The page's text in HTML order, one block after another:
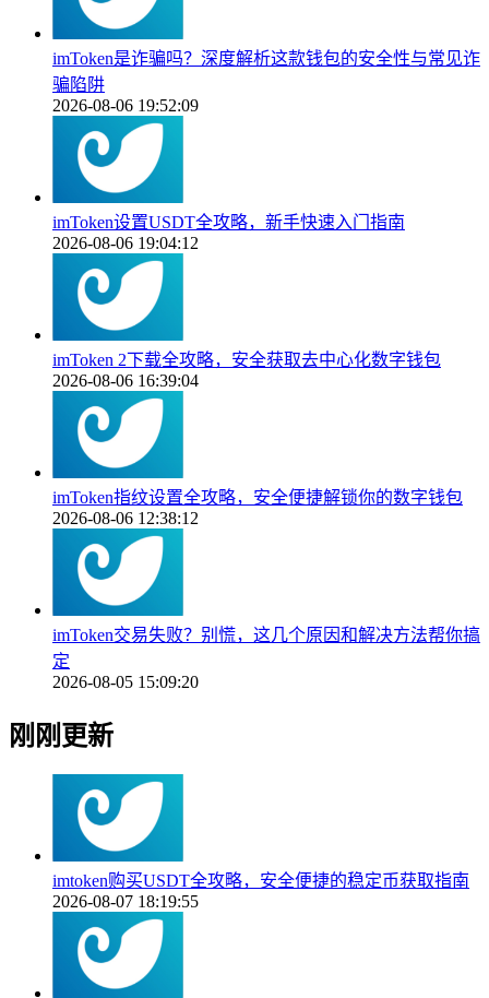
imToken是诈骗吗？深度解析这款钱包的安全性与常见诈
骗陷阱
2026-08-06 19:52:09
imToken设置USDT全攻略，新手快速入门指南
2026-08-06 19:04:12
imToken 2下载全攻略，安全获取去中心化数字钱包
2026-08-06 16:39:04
imToken指纹设置全攻略，安全便捷解锁你的数字钱包
2026-08-06 12:38:12
imToken交易失败？别慌，这几个原因和解决方法帮你搞
定
2026-08-05 15:09:20
刚刚更新
imtoken购买USDT全攻略，安全便捷的稳定币获取指南
2026-08-07 18:19:55